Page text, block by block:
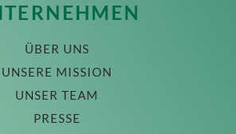
ÜBER UNS
UNSERE MISSION
UNSER TEAM
PRESSE